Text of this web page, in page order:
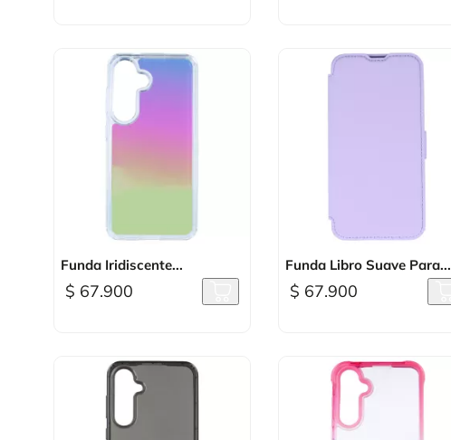
Vista rápida
Funda Iridiscente...
$ 67.900
Vista rápida
Funda Libro Suave Para...
$ 67.900